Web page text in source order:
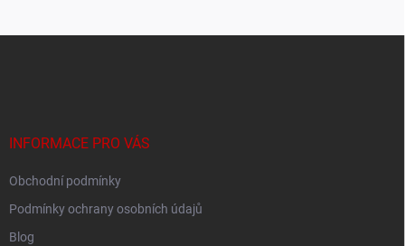
INFORMACE PRO VÁS
Obchodní podmínky
Podmínky ochrany osobních údajů
Blog